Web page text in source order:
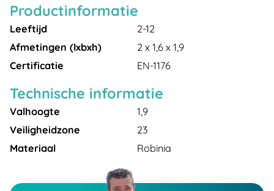
Productinformatie
Leeftijd
2-12
Afmetingen (lxbxh)
2 x 1,6 x 1,9
Certificatie
EN-1176
Technische informatie
Valhoogte
1,9
Veiligheidzone
23
Materiaal
Robinia